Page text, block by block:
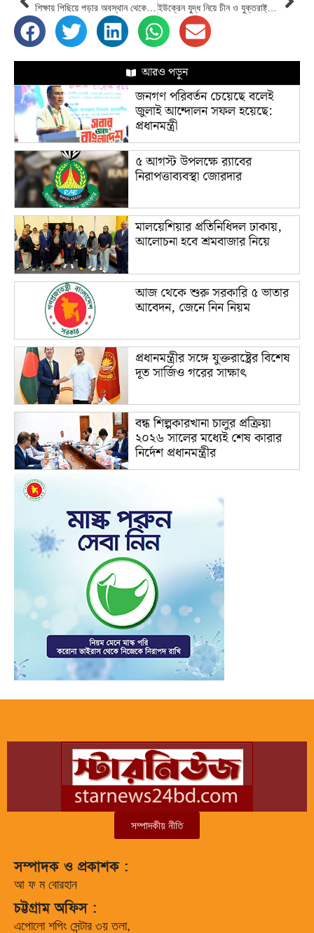
ইউক্রেন যু্দ্ধ নিয়ে চীন ও যুক্তরাষ্ট্র উচ্চ পর্যায়ের বৈঠক বসছে
আরও পড়ুন
জনগণ পরিবর্তন চেয়েছে বলেই
জুলাই আন্দোলন সফল হয়েছে:
প্রধানমন্ত্রী
৫ আগস্ট উপলক্ষে র‌্যাবের
নিরাপত্তাব্যবস্থা জোরদার
মালয়েশিয়ার প্রতিনিধিদল ঢাকায়,
আলোচনা হবে শ্রমবাজার নিয়ে
আজ থেকে শুরু সরকারি ৫ ভাতার
আবেদন, জেনে নিন নিয়ম
প্রধানমন্ত্রীর সঙ্গে যুক্তরাষ্ট্রের বিশেষ
দূত সার্জিও গরের সাক্ষাৎ
বন্ধ শিল্পকারখানা চালুর প্রক্রিয়া
২০২৬ সালের মধ্যেই শেষ কারার
নির্দেশ প্রধানমন্ত্রীর
সম্পাদকীয় নীতি
সম্পাদক ও প্রকাশক :
আ ফ ম বোরহান
চট্টগ্রাম অফিস :
এপোলো শপিং সেন্টার ৩য় তলা,